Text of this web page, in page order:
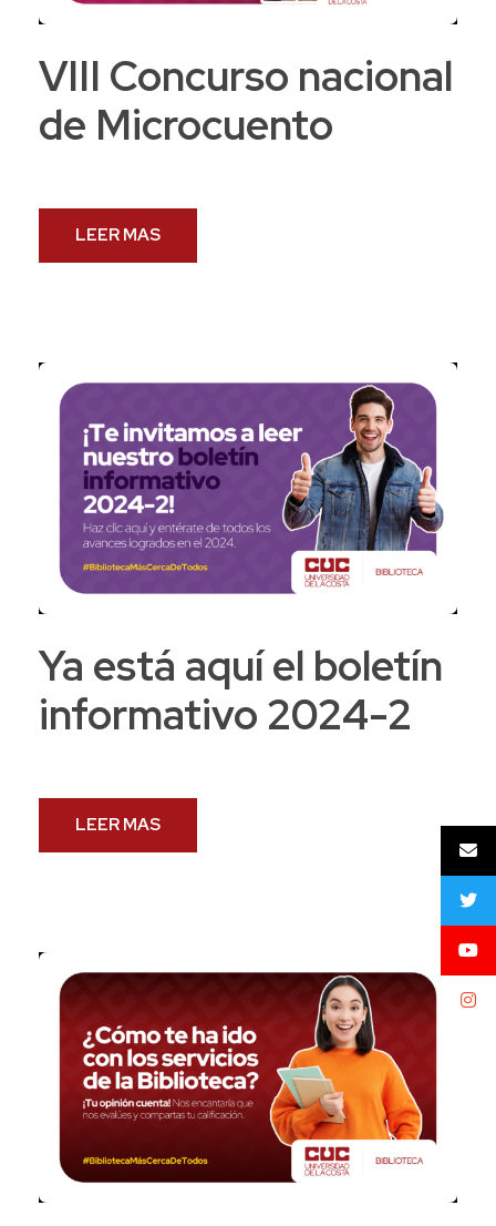
VIII Concurso nacional
de Microcuento
LEER MAS
Ya está aquí el boletín
informativo 2024-2
LEER MAS